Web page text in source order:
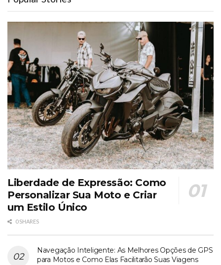
Liberdade de Expressão: Como
Personalizar Sua Moto e Criar
um Estilo Único
0 SHARES
Navegação Inteligente: As Melhores Opções de GPS
para Motos e Como Elas Facilitarão Suas Viagens